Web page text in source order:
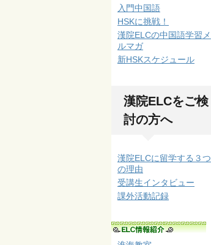
入門中国語
HSKに挑戦！
漢院ELCの中国語学習メ
ルマガ
新HSKスケジュール
漢院ELCをご検
討の方へ
漢院ELCに留学する３つ
の理由
受講生インタビュー
課外活動記録